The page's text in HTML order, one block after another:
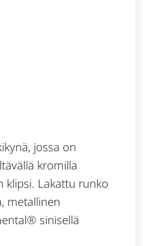
jossa on
kromilla
klipsi. Lakattu runko
metallinen
sinisellä